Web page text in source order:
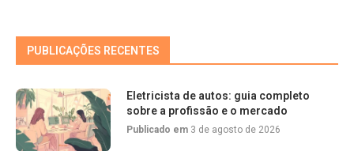
PUBLICAÇÕES RECENTES
Eletricista de autos: guia completo
sobre a profissão e o mercado
Publicado em 3 de agosto de 2026